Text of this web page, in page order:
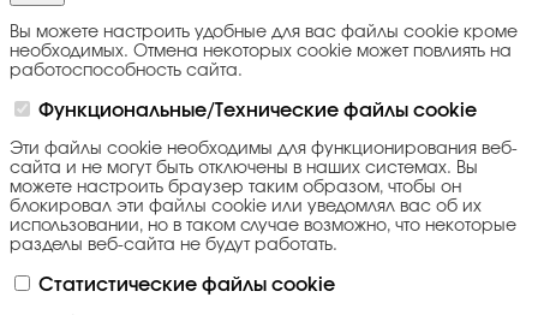
Вы можете настроить удобные для вас файлы cookie кроме
необходимых. Отмена некоторых cookie может повлиять на
работоспособность сайта.
Функциональные/Технические файлы cookie
Эти файлы cookie необходимы для функционирования веб-
сайта и не могут быть отключены в наших системах. Вы
можете настроить браузер таким образом, чтобы он
блокировал эти файлы cookie или уведомлял вас об их
использовании, но в таком случае возможно, что некоторые
разделы веб-сайта не будут работать.
Статистические файлы cookie